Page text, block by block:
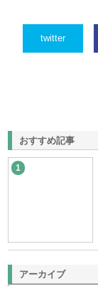
twitter
おすすめ記事
1
アーカイブ